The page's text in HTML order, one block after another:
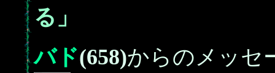
る」
バド(658)からのメッセ